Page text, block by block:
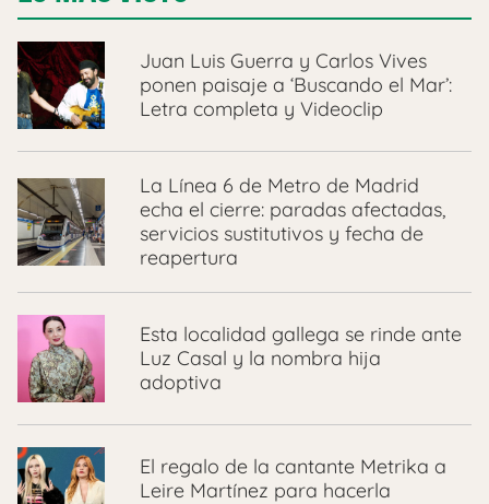
Juan Luis Guerra y Carlos Vives
ponen paisaje a ‘Buscando el Mar’:
Letra completa y Videoclip
La Línea 6 de Metro de Madrid
echa el cierre: paradas afectadas,
servicios sustitutivos y fecha de
reapertura
Esta localidad gallega se rinde ante
Luz Casal y la nombra hija
adoptiva
El regalo de la cantante Metrika a
Leire Martínez para hacerla